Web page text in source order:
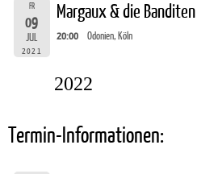
FR
09
JUL
2021
Margaux & die Banditen
20:00 Odonien, Köln
2022
Termin-Informationen: